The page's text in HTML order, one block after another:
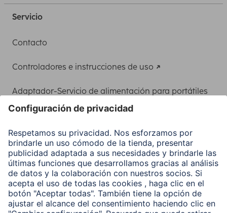
Servicio
Contacto
Controladores e instrucciones de uso
Adaptador-Servicio de alimentación para portátiles
Clientes online
Conviértete en distribuidor
Compañía